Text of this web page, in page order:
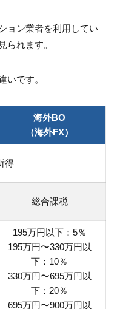
ョン業者を利用してい
られます。
いです。
海外BO
（海外FX）
得
総合課税
195万円以下：5％
195万円〜330万円以
下：10％
330万円〜695万円以
下：20％
695万円〜900万円以